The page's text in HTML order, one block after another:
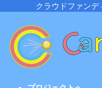
クラウドファンデ